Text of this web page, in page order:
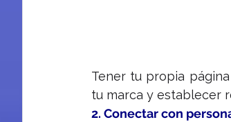
Tener tu propia
tu marca y establecer
2. Conectar con